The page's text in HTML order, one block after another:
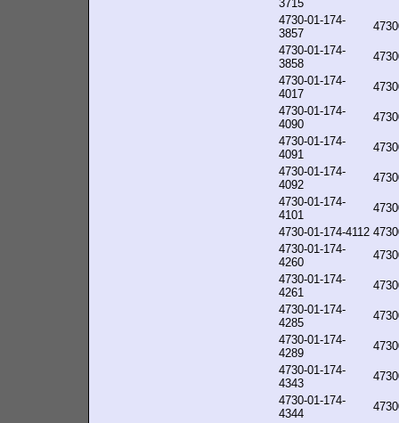
3715
4730-01-174-
3857
4730-01-174-
3858
4730-01-174-
4017
4730-01-174-
4090
4730-01-174-
4091
4730-01-174-
4092
4730-01-174-
4101
4730-01-174-4112
4730-01-174-
4260
4730-01-174-
4261
4730-01-174-
4285
4730-01-174-
4289
4730-01-174-
4343
4730-01-174-
4344